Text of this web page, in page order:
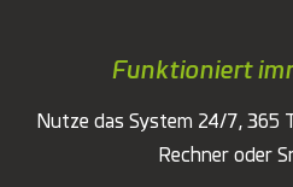
Funktioniert
Nutze das System 24/7, 365
Rechner oder